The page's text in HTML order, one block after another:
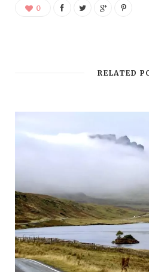
0
RELATED